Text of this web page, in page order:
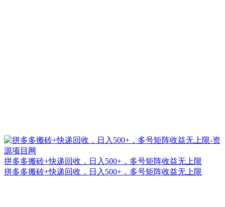
拼多多搬砖+快递回收，日入500+，多号矩阵收益无上限
拼多多搬砖+快递回收，日入500+，多号矩阵收益无上限